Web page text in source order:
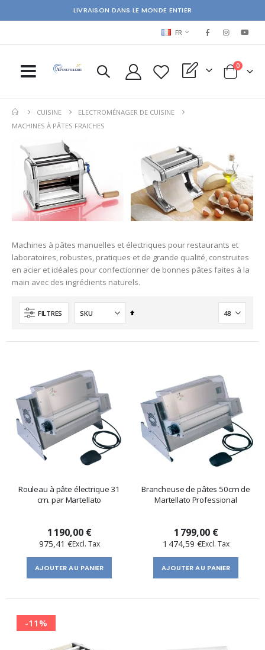
LIVRAISON DANS LE MONDE ENTIER
LANGUAGE
FR
My Quote Cart
0items
CUISINE
ELECTROMÉNAGER DE CUISINE
MACHINES À PÂTES FRAICHES
Machines à pâtes manuelles et électriques pour restaurants et
laboratoires, robustes, pratiques et de grande qualité, construites
en acier et idéales pour confectionner de bonnes pâtes faites à la
main avec des ingrédients naturels.
FILTRES
Ordre
Rouleau à pâte électrique 31
cm. par Martellato
1 190,00 €
975,41 €
AJOUTER AU PANIER
Brancheuse de pâtes 50cm de
Martellato Professional
1 799,00 €
1 474,59 €
AJOUTER AU PANIER
-11%